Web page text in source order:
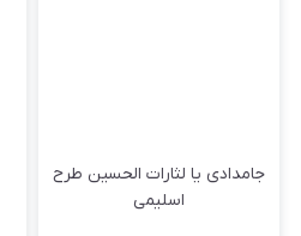
جامدادی یا لثارات الحسین طرح
اسلیمی